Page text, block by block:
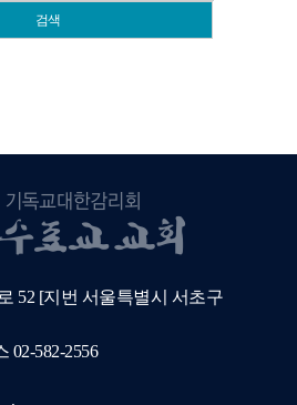
검색
52 [지번 서울특별시 서초구
02-582-2556